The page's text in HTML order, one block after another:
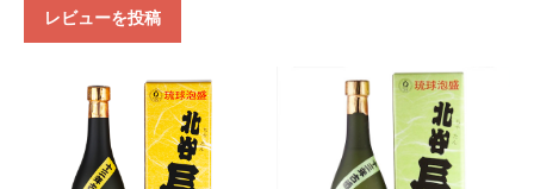
レビューを投稿